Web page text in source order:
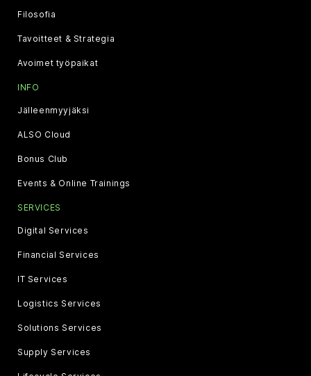
Filosofia
Tavoitteet & Strategia
Avoimet työpaikat
INFO
Jälleenmyyjäksi
ALSO Cloud
Bonus Club
Events & Online Trainings
SERVICES
Digital Services
Financial Services
IT Services
Logistics Services
Solutions Services
Supply Services